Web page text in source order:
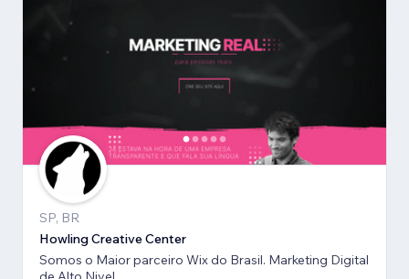
SP, BR
Howling Creative Center
Somos o Maior parceiro Wix do Brasil. Marketing Digital